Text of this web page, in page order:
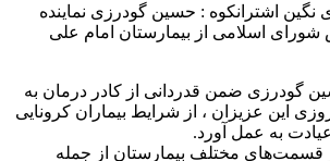
نگین اشترانکوه : حسین گودرزی نماینده
شورای اسلامی از بیمارستان امام علی
گودرزی ضمن قدردانی از کادر درمان به
این عزیزان ، از شرایط بیماران کرونایی
به عمل آورد.
مختلف بیمارستان از جمله